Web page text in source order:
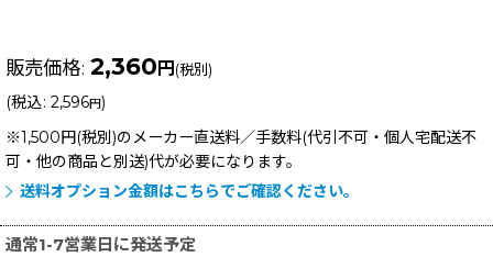
販売価格: 2,360 円 (税別)
(税込: 2,596円)
※1,500円(税別)のメーカー直送料／手数料(代引不可・個人宅配送不
可・他の商品と別送)代が必要になります。
送料オプション金額はこちらでご確認ください。
通常1-7営業日に発送予定